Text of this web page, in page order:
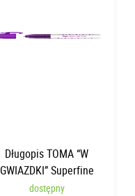
Długopis TOMA “W
GWIAZDKI” Superfine
Fioletowy TO-059
dostępny